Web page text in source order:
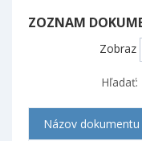
ZOZNAM
Zobraz
Hľadať:
Názov dokumentu